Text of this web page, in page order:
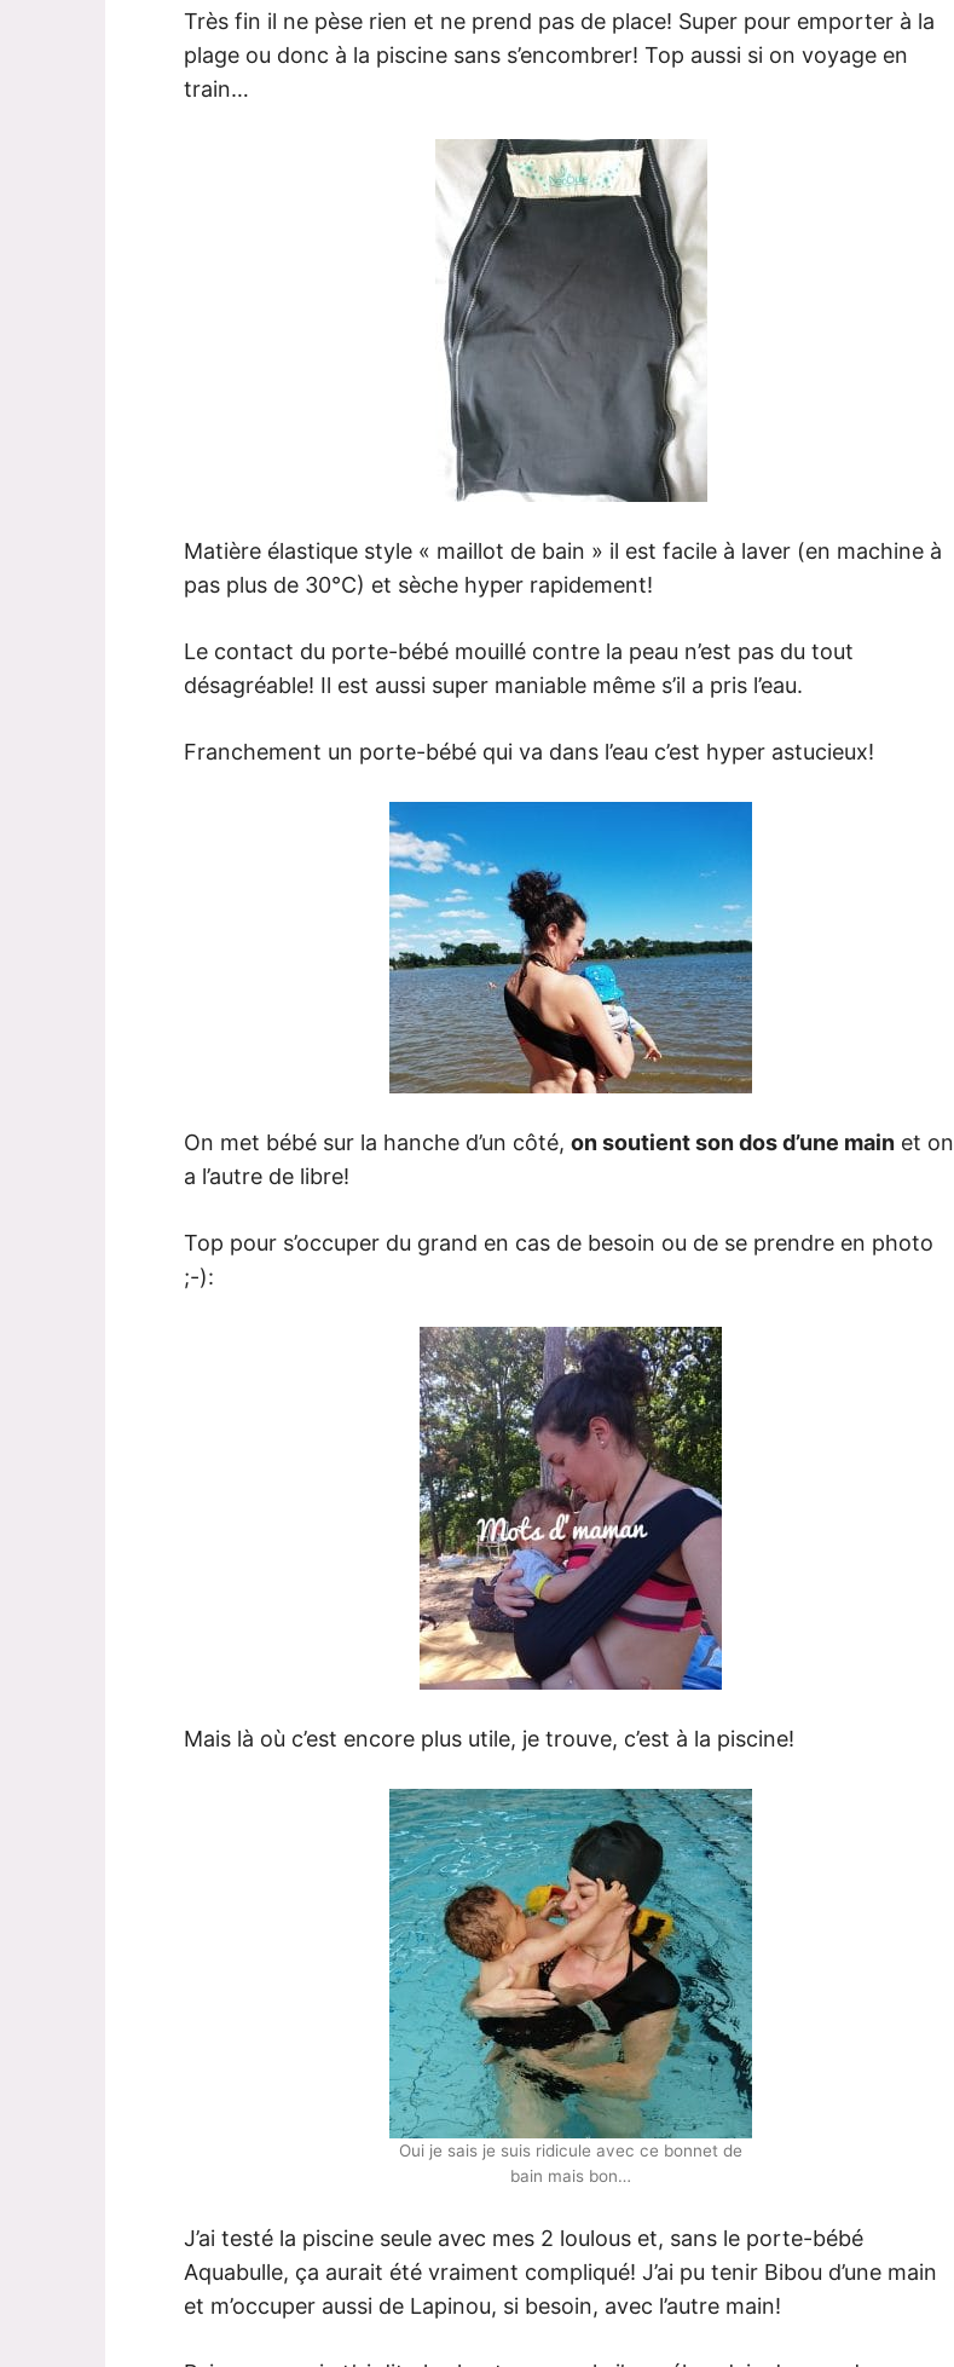
Très fin il ne pèse rien et ne prend pas de place! Super pour emporter à la
plage ou donc à la piscine sans s’encombrer! Top aussi si on voyage en
train…
Matière élastique style « maillot de bain » il est facile à laver (en machine à
pas plus de 30°C) et sèche hyper rapidement!
Le contact du porte-bébé mouillé contre la peau n’est pas du tout
désagréable! Il est aussi super maniable même s’il a pris l’eau.
Franchement un porte-bébé qui va dans l’eau c’est hyper astucieux!
On met bébé sur la hanche d’un côté, on soutient son dos d’une main et on
a l’autre de libre!
Top pour s’occuper du grand en cas de besoin ou de se prendre en photo
;-):
Mais là où c’est encore plus utile, je trouve, c’est à la piscine!
Oui je sais je suis ridicule avec ce bonnet de
bain mais bon…
J’ai testé la piscine seule avec mes 2 loulous et, sans le porte-bébé
Aquabulle, ça aurait été vraiment compliqué! J’ai pu tenir Bibou d’une main
et m’occuper aussi de Lapinou, si besoin, avec l’autre main!